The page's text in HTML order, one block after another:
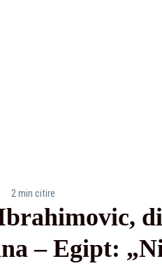
2 min citire
– Egipt: